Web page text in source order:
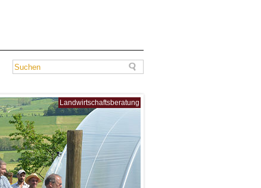
Landwirtschaftsberatung